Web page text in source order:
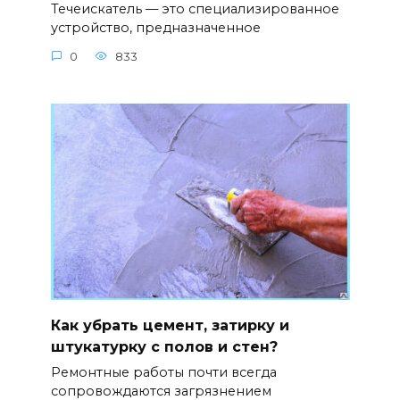
Течеискатель — это специализированное
устройство, предназначенное
0 833
Как убрать цемент, затирку и
штукатурку с полов и стен?
Ремонтные работы почти всегда
сопровождаются загрязнением